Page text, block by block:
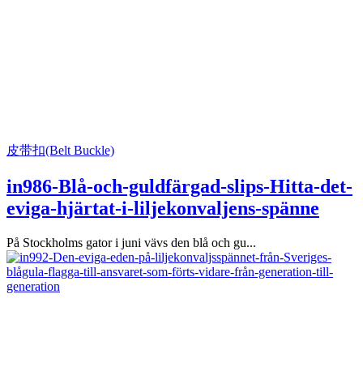
皮带扣(Belt Buckle)
in986-Blå-och-guldfärgad-slips-Hitta-det-
eviga-hjärtat-i-liljekonvaljens-spänne
På Stockholms gator i juni vävs den blå och gu...